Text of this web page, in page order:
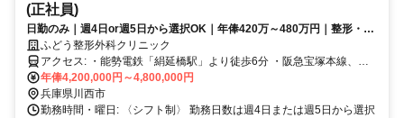
(正社員)
日勤のみ｜週4日or週5日から選択OK｜年俸420万～480万円｜整形・内
科・施設往診まで幅広く学べる
ふどう整形外科クリニック
アクセス: ・能勢電鉄「絹延橋駅」より徒歩6分 ・阪急宝塚本線、能
勢電鉄「川西能勢口駅」より徒歩15分 ※車通勤OK ※バイク・自転車
通勤OK ※駐車場代補助あり
年俸4,200,000円～4,800,000円
兵庫県川西市
勤務時間・曜日: 〈シフト制〉 勤務日数は週4日または週5日から選択